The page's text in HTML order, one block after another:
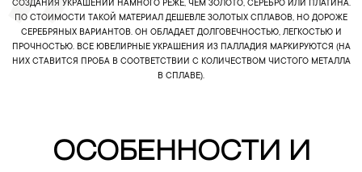
СОЗДАНИЯ УКРАШЕНИЙ НАМНОГО РЕЖЕ, ЧЕМ ЗОЛОТО, СЕРЕБРО ИЛИ ПЛАТИНА.
ПО СТОИМОСТИ ТАКОЙ МАТЕРИАЛ ДЕШЕВЛЕ ЗОЛОТЫХ СПЛАВОВ, НО ДОРОЖЕ
СЕРЕБРЯНЫХ ВАРИАНТОВ. ОН ОБЛАДАЕТ ДОЛГОВЕЧНОСТЬЮ, ЛЕГКОСТЬЮ И
ПРОЧНОСТЬЮ. ВСЕ ЮВЕЛИРНЫЕ УКРАШЕНИЯ ИЗ ПАЛЛАДИЯ МАРКИРУЮТСЯ (НА
НИХ СТАВИТСЯ ПРОБА В СООТВЕТСТВИИ С КОЛИЧЕСТВОМ ЧИСТОГО МЕТАЛЛА
В СПЛАВЕ).
ОСОБЕННОСТИ И